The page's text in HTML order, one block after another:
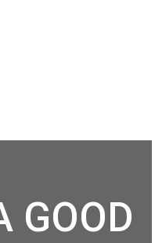
GOOD